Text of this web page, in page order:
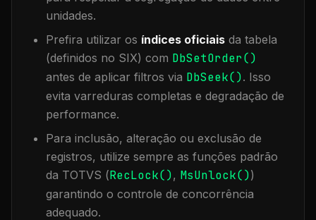
unidades.
Prefira utilizar os índices oficiais da tabela
(definidos no SIX) com DbSetOrder()
antes de aplicar filtros via DbSeek(). Isso
evita varreduras completas e degradação de
performance.
Para inclusão, alteração ou exclusão de
registros, utilize sempre as funções padrão
da TOTVS (RecLock(), MsUnlock())
garantindo o controle de concorrência
adequado.